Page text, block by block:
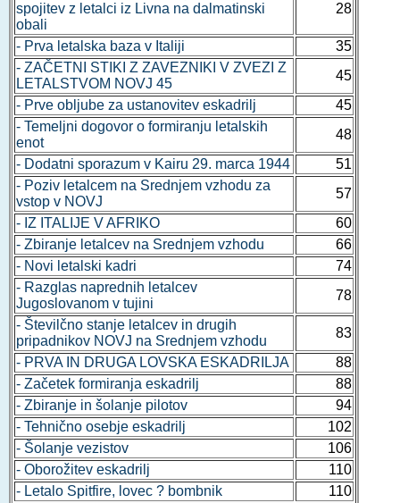
spojitev z letalci iz Livna na dalmatinski
obali
28
- Prva letalska baza v Italiji
35
- ZAČETNI STIKI Z ZAVEZNIKI V ZVEZI Z
LETALSTVOM NOVJ 45
45
- Prve obljube za ustanovitev eskadrilj
45
- Temeljni dogovor o formiranju letalskih
enot
48
- Dodatni sporazum v Kairu 29. marca 1944
51
- Poziv letalcem na Srednjem vzhodu za
vstop v NOVJ
57
- IZ ITALIJE V AFRIKO
60
- Zbiranje letalcev na Srednjem vzhodu
66
- Novi letalski kadri
74
- Razglas naprednih letalcev
Jugoslovanom v tujini
78
- Številčno stanje letalcev in drugih
pripadnikov NOVJ na Srednjem vzhodu
83
- PRVA IN DRUGA LOVSKA ESKADRILJA
88
- Začetek formiranja eskadrilj
88
- Zbiranje in šolanje pilotov
94
- Tehnično osebje eskadrilj
102
- Šolanje vezistov
106
- Oborožitev eskadrilj
110
- Letalo Spitfire, lovec ? bombnik
110